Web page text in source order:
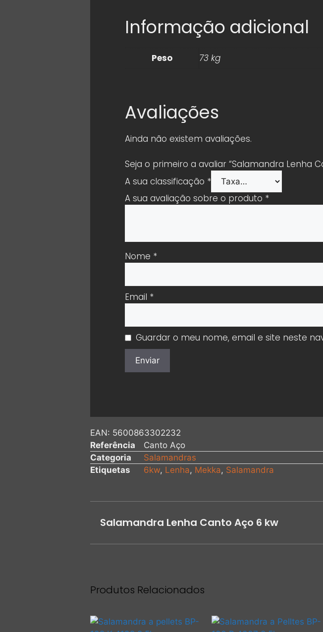
Informação adicional
Peso 73 kg
Avaliações
Ainda não existem avaliações.
Seja o primeiro a avaliar “Salamandra Lenha
A sua classificação *
A sua avaliação sobre o produto *
Nome *
Email *
Guardar o meu nome, email e site neste
EAN: 5600863302232
Referência
Canto Aço
Categoria
Salamandras
Etiquetas
6kw, Lenha, Mekka, Salamandra
Salamandra Lenha Canto Aço 6 kw
Produtos Relacionados